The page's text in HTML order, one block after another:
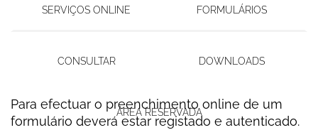
SERVIÇOS ONLINE FORMULÁRIOS
CONSULTAR DOWNLOADS
ÁREA RESERVADA
Para efectuar o preenchimento online de um
formulário deverá estar registado e autenticado.